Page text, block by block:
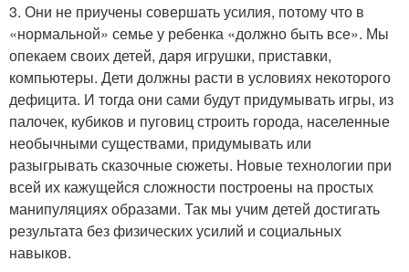
3. Они не приучены совершать усилия, потому что в
«нормальной» семье у ребенка «должно быть все». Мы
опекаем своих детей, даря игрушки, приставки,
компьютеры. Дети должны расти в условиях некоторого
дефицита. И тогда они сами будут придумывать игры, из
палочек, кубиков и пуговиц строить города, населенные
необычными существами, придумывать или
разыгрывать сказочные сюжеты. Новые технологии при
всей их кажущейся сложности построены на простых
манипуляциях образами. Так мы учим детей достигать
результата без физических усилий и социальных
навыков.